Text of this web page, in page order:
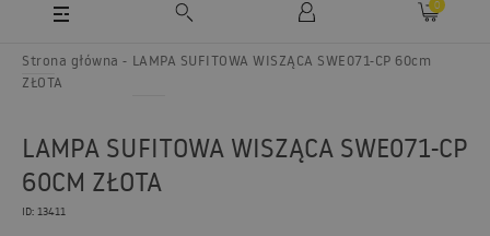
0
Strona główna
LAMPA SUFITOWA WISZĄCA SWE071-CP 60cm
ZŁOTA
LAMPA SUFITOWA WISZĄCA SWE071-CP
60CM ZŁOTA
ID: 13411